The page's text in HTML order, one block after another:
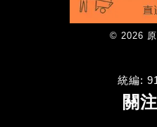
© 2026 原
統編:
關